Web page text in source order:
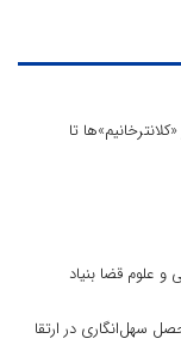
تا
و علوم قضا بنیاد
سهل‌انگاری در ارتقا